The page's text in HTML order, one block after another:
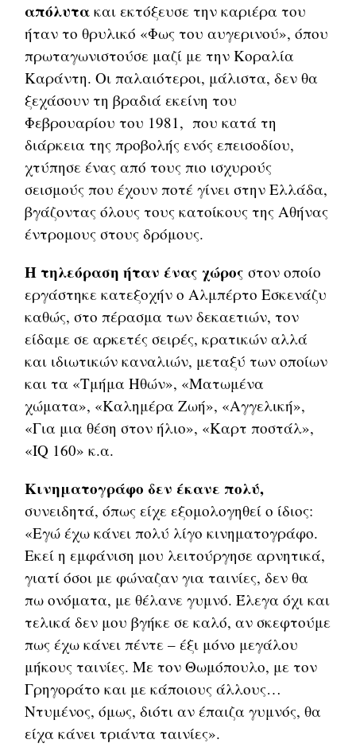
απόλυτα και εκτόξευσε την καριέρα του
ήταν το θρυλικό «Φως του αυγερινού», όπου
πρωταγωνιστούσε μαζί με την Κοραλία
Καράντη. Οι παλαιότεροι, μάλιστα, δεν θα
ξεχάσουν τη βραδιά εκείνη του
Φεβρουαρίου του 1981, που κατά τη
διάρκεια της προβολής ενός επεισοδίου,
χτύπησε ένας από τους πιο ισχυρούς
σεισμούς που έχουν ποτέ γίνει στην Ελλάδα,
βγάζοντας όλους τους κατοίκους της Αθήνας
έντρομους στους δρόμους.
Η τηλεόραση ήταν ένας χώρος στον οποίο
εργάστηκε κατεξοχήν ο Αλμπέρτο Εσκενάζυ
καθώς, στο πέρασμα των δεκαετιών, τον
είδαμε σε αρκετές σειρές, κρατικών αλλά
και ιδιωτικών καναλιών, μεταξύ των οποίων
και τα «Τμήμα Ηθών», «Ματωμένα
χώματα», «Καλημέρα Ζωή», «Αγγελική»,
«Για μια θέση στον ήλιο», «Καρτ ποστάλ»,
«IQ 160» κ.α.
Κινηματογράφο δεν έκανε πολύ,
συνειδητά, όπως είχε εξομολογηθεί ο ίδιος:
«Εγώ έχω κάνει πολύ λίγο κινηματογράφο.
Εκεί η εμφάνιση μου λειτούργησε αρνητικά,
γιατί όσοι με φώναζαν για ταινίες, δεν θα
πω ονόματα, με θέλανε γυμνό. Έλεγα όχι και
τελικά δεν μου βγήκε σε καλό, αν σκεφτούμε
πως έχω κάνει πέντε – έξι μόνο μεγάλου
μήκους ταινίες. Με τον Θωμόπουλο, με τον
Γρηγοράτο και με κάποιους άλλους…
Ντυμένος, όμως, διότι αν έπαιζα γυμνός, θα
είχα κάνει τριάντα ταινίες».